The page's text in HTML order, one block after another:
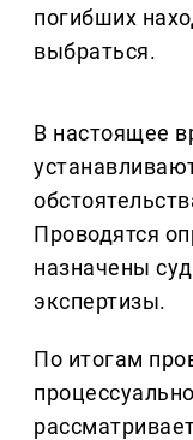
погибших
выбраться.
В настоящее
Проводятся
назначены
экспертизы.
По итогам